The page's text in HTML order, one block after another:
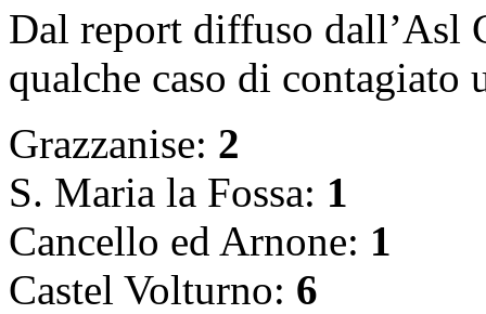
Dal report diffuso dall’Asl
qualche caso di
Grazzanise: 2
S. Maria la Fossa: 1
Cancello ed Arnone: 1
Castel Volturno: 6